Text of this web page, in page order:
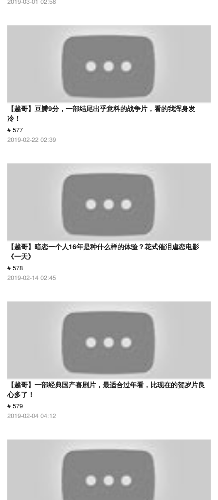
【越哥】豆瓣9分，一部结尾出乎意料的战争片，看的我浑身发
冷！
# 577
2019-02-22 02:39
【越哥】暗恋一个人16年是种什么样的体验？花式催泪虐恋电影
《一天》
# 578
2019-02-14 02:45
【越哥】一部经典国产喜剧片，最适合过年看，比现在的贺岁片良
心多了！
# 579
2019-02-04 04:12